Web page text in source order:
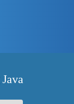
Java